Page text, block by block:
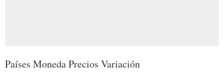
Países Moneda Precios Variación